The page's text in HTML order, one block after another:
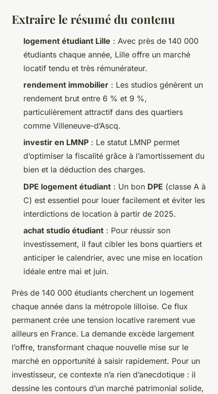
Extraire le résumé du contenu
logement étudiant Lille : Avec près de 140 000
étudiants chaque année, Lille offre un marché
locatif tendu et très rémunérateur.
rendement immobilier : Les studios génèrent un
rendement brut entre 6 % et 9 %,
particulièrement attractif dans des quartiers
comme Villeneuve-d’Ascq.
investir en LMNP : Le statut LMNP permet
d’optimiser la fiscalité grâce à l’amortissement du
bien et la déduction des charges.
DPE logement étudiant : Un bon DPE (classe A à
C) est essentiel pour louer facilement et éviter les
interdictions de location à partir de 2025.
achat studio étudiant : Pour réussir son
investissement, il faut cibler les bons quartiers et
anticiper le calendrier, avec une mise en location
idéale entre mai et juin.
Près de 140 000 étudiants cherchent un logement
chaque année dans la métropole lilloise. Ce flux
permanent crée une tension locative rarement vue
ailleurs en France. La demande excède largement
l’offre, transformant chaque nouvelle mise sur le
marché en opportunité à saisir rapidement. Pour un
investisseur, ce contexte n’a rien d’anecdotique : il
dessine les contours d’un marché patrimonial solide,